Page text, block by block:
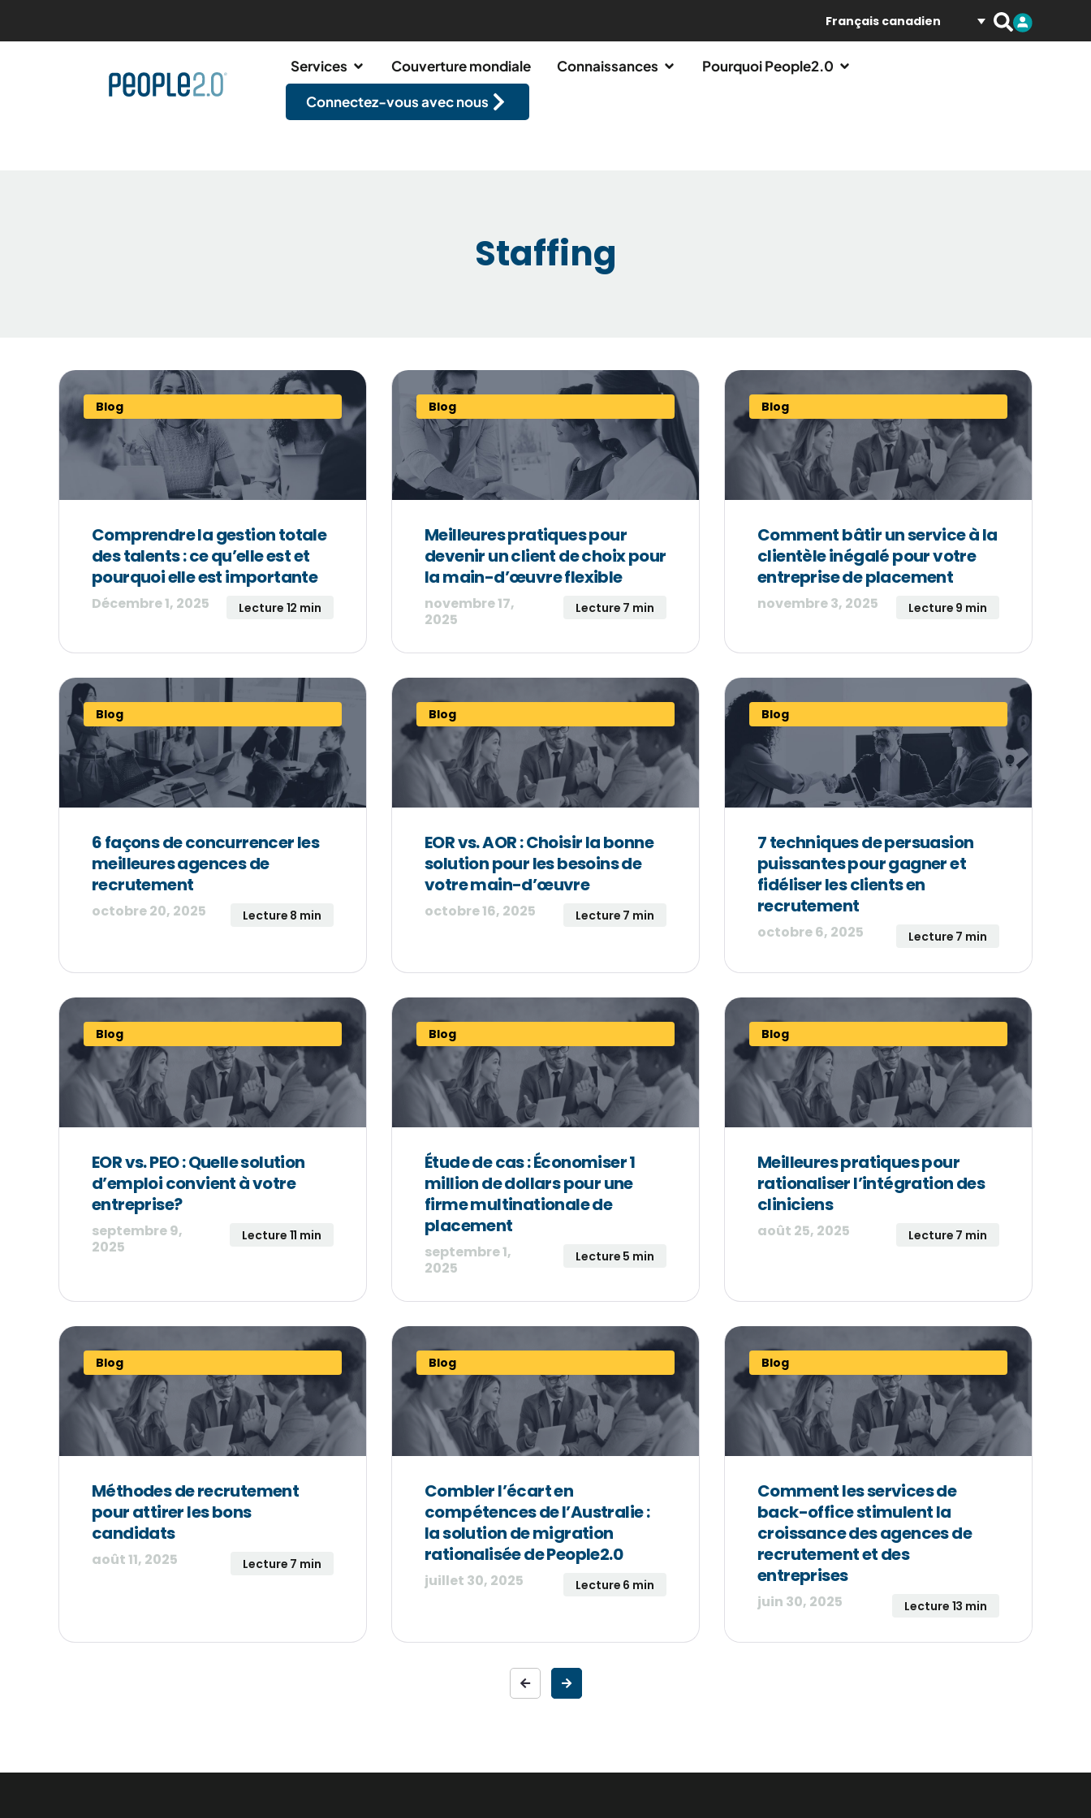
Français canadien
Services Couverture mondiale Connaissances
Pourquoi People2.0
Connectez-vous avec nous
Staffing
Blog
Comprendre la gestion totale
des talents : ce qu’elle est et
pourquoi elle est importante
Décembre 1, 2025 Lecture 12 min
Blog
Meilleures pratiques pour
devenir un client de choix pour
la main-d’œuvre flexible
novembre 17,
2025
Lecture 7 min
Blog
Comment bâtir un service à la
clientèle inégalé pour votre
entreprise de placement
novembre 3, 2025 Lecture 9 min
Blog
6 façons de concurrencer les
meilleures agences de
recrutement
octobre 20, 2025 Lecture 8 min
Blog
EOR vs. AOR : Choisir la bonne
solution pour les besoins de
votre main-d’œuvre
octobre 16, 2025 Lecture 7 min
Blog
7 techniques de persuasion
puissantes pour gagner et
fidéliser les clients en
recrutement
octobre 6, 2025 Lecture 7 min
Blog
EOR vs. PEO : Quelle solution
d’emploi convient à votre
entreprise?
septembre 9,
2025
Lecture 11 min
Blog
Étude de cas : Économiser 1
million de dollars pour une
firme multinationale de
placement
septembre 1,
2025
Lecture 5 min
Blog
Meilleures pratiques pour
rationaliser l’intégration des
cliniciens
août 25, 2025 Lecture 7 min
Blog
Méthodes de recrutement
pour attirer les bons
candidats
août 11, 2025 Lecture 7 min
Blog
Combler l’écart en
compétences de l’Australie :
la solution de migration
rationalisée de People2.0
juillet 30, 2025 Lecture 6 min
Blog
Comment les services de
back-office stimulent la
croissance des agences de
recrutement et des
entreprises
juin 30, 2025 Lecture 13 min